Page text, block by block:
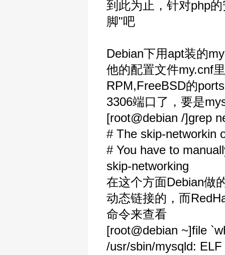
到此为止，针对php
脚"吧
Debian下用apt装的
他的配置文件my.cnf
RPM,FreeBSD的
3306端口了，要是
[root@debian /]grep
# The skip-networkin
# You have to
skip-networking
在这个方面Debian做
动态链接的，而
命令来查看
[root@debian ~]file
/usr/sbin/mysqld: